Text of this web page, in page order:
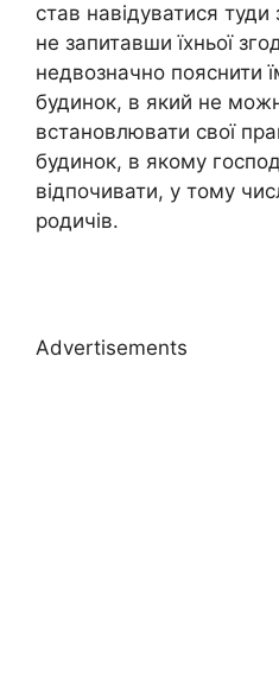
став навідуватися туди
не запитавши їхньої
недвозначно пояснити
будинок, в який не
встановлювати свої
будинок, в якому
відпочивати, у тому
родичів.
Advertisements